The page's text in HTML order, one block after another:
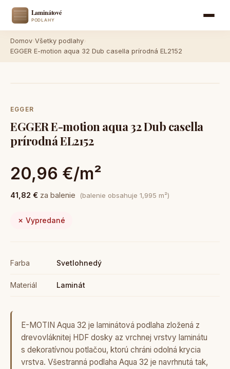
Domov Všetky podlahy
EGGER E-motion aqua 32 Dub casella prírodná EL2152
EGGER
EGGER E-motion aqua 32 Dub casella
prírodná EL2152
20,96 €/m²
41,82 € za balenie (balenie obsahuje 1,995 m²)
✗ Vypredané
Farba Svetlohnedý
Materiál Laminát
E-MOTIN Aqua 32 je laminátová podlaha zložená z
drevovláknitej HDF dosky az vrchnej vrstvy laminátu
s dekoratívnou potlačou, ktorú chráni odolná krycia
vrstva. Všestranná podlaha Aqua 32 je navrhnutá tak,